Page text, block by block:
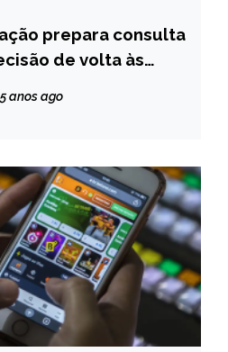
prepara consulta
de volta às
5 anos ago